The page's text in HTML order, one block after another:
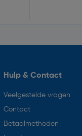
Hulp & Contact
Veelgestelde vragen
Contact
Betaalmethoden